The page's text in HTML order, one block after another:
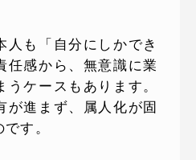
人も「自分にしかでき
任感から、無意識に業
ケースもあります。
が進まず、属人化が固
す。